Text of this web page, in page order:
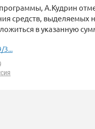
А.Кудрин
средств,
в указанную
3...